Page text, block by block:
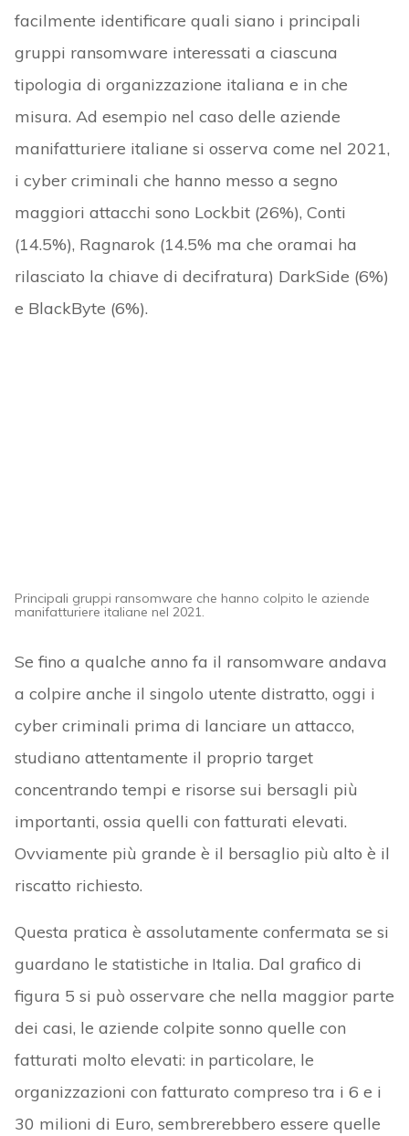
facilmente identificare quali siano i principali
gruppi ransomware interessati a ciascuna
tipologia di organizzazione italiana e in che
misura. Ad esempio nel caso delle aziende
manifatturiere italiane si osserva come nel 2021,
i cyber criminali che hanno messo a segno
maggiori attacchi sono Lockbit (26%), Conti
(14.5%), Ragnarok (14.5% ma che oramai ha
rilasciato la chiave di decifratura) DarkSide (6%)
e BlackByte (6%).
Principali gruppi ransomware che hanno colpito le aziende
manifatturiere italiane nel 2021.
Se fino a qualche anno fa il ransomware andava
a colpire anche il singolo utente distratto, oggi i
cyber criminali prima di lanciare un attacco,
studiano attentamente il proprio target
concentrando tempi e risorse sui bersagli più
importanti, ossia quelli con fatturati elevati.
Ovviamente più grande è il bersaglio più alto è il
riscatto richiesto.
Questa pratica è assolutamente confermata se si
guardano le statistiche in Italia. Dal grafico di
figura 5 si può osservare che nella maggior parte
dei casi, le aziende colpite sonno quelle con
fatturati molto elevati: in particolare, le
organizzazioni con fatturato compreso tra i 6 e i
30 milioni di Euro, sembrerebbero essere quelle